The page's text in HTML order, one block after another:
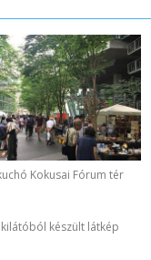
Kokusai Fórum tér
készült látkép